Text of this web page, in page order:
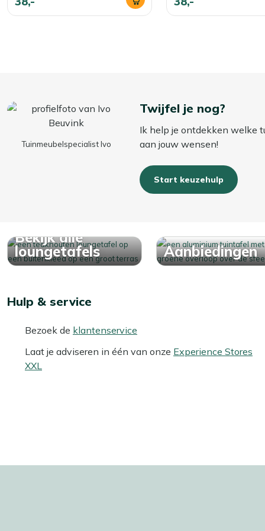
Tuinmeubelspecialist Ivo
Twijfel je nog?
Ik help je ontdekken welke
aan jouw wensen!
Start keuzehulp
Bekijk alle
loungetafels
Aanbiedingen
Hulp & service
Bezoek de klantenservice
Laat je adviseren in één van onze Experience Stores
XXL